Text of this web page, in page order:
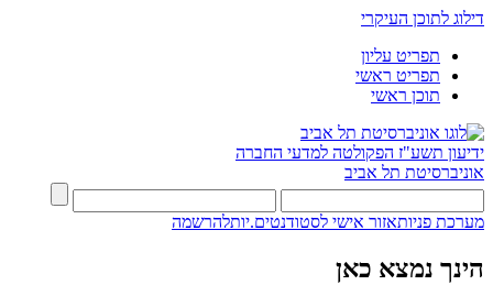
דילוג לתוכן העיקרי
תפריט עליון
תפריט ראשי
תוכן ראשי
ידיעון תשע"ז הפקולטה למדעי החברה
אוניברסיטת תל אביב
מערכת פניותאזור אישי לסטודנטים.יותלהרשמה
הינך נמצא כאן